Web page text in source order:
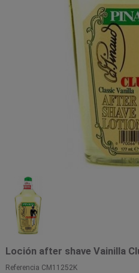
Loción after shave Vainilla
Referencia CM11252K